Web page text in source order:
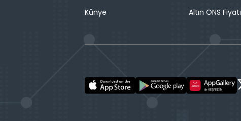
Künye
Altın ONS Fiyatı